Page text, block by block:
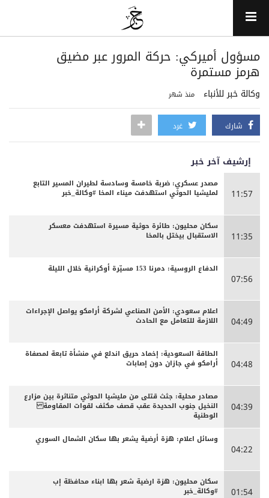
مسؤول أميركي: حركة المرور عبر مضيق
هرمز مستمرة
وكالة خبر للأنباء منذ شهر
شارك غرد
إرشيف آخر خبر
11:57
مصدر عسكري: ضربة خامسة وسادسة لطيران المسير التابع
لمليشيا الحوثي استهدفت ميناء المخا #وكالة_خبر
11:35
سكان محليون: طائرة حوثية مسيرة استهدفت معسكر
الاستقبال بيختل بالمخا
07:56
الدفاع الروسية: دمرنا 153 مسيّرة أوكرانية خلال الليلة
04:49
اعلام سعودي: الأمن الصناعي لشركة أرامكو يواصل الإجراءات
اللازمة للتعامل مع الحادث
04:48
الطاقة السعودية: إخماد حريق اندلع في منشأة تابعة لمصفاة
أرامكو في جازان دون إصابات
04:39
مصادر محلية: جثث قتلى من مليشيا الحوثي متناثرة بين مزارع
النخيل جنوب الحديدة عقب قصف مكثف لقوات المقاومة
الوطنية
04:22
وسائل اعلام: هزة أرضية يشعر بها سكان الشمال السوري
01:54
سكان محليون: هزة ارضية شعر بها ابناء محافظة إب
#وكالة_خبر